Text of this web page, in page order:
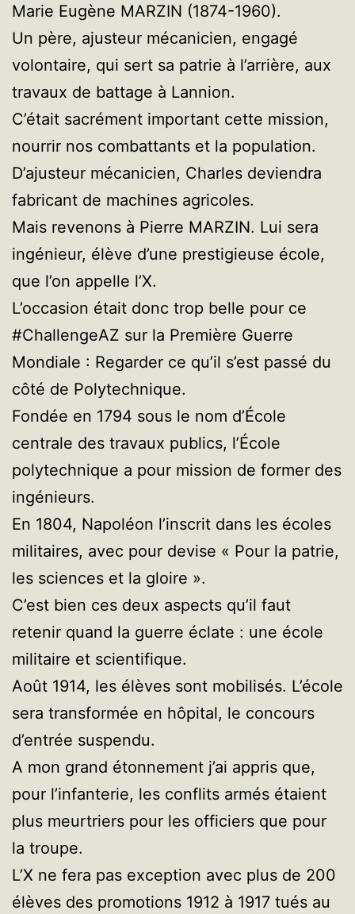
Marie Eugène MARZIN (1874-1960).
Un père, ajusteur mécanicien, engagé
volontaire, qui sert sa patrie à l’arrière, aux
travaux de battage à Lannion.
C’était sacrément important cette mission,
nourrir nos combattants et la population.
D’ajusteur mécanicien, Charles deviendra
fabricant de machines agricoles.
Mais revenons à Pierre MARZIN. Lui sera
ingénieur, élève d’une prestigieuse école,
que l’on appelle l’X.
L’occasion était donc trop belle pour ce
#ChallengeAZ sur la Première Guerre
Mondiale : Regarder ce qu’il s’est passé du
côté de Polytechnique.
Fondée en 1794 sous le nom d’École
centrale des travaux publics, l’École
polytechnique a pour mission de former des
ingénieurs.
En 1804, Napoléon l’inscrit dans les écoles
militaires, avec pour devise « Pour la patrie,
les sciences et la gloire ».
C’est bien ces deux aspects qu’il faut
retenir quand la guerre éclate : une école
militaire et scientifique.
Août 1914, les élèves sont mobilisés. L’école
sera transformée en hôpital, le concours
d’entrée suspendu.
A mon grand étonnement j’ai appris que,
pour l’infanterie, les conflits armés étaient
plus meurtriers pour les officiers que pour
la troupe.
L’X ne fera pas exception avec plus de 200
élèves des promotions 1912 à 1917 tués au